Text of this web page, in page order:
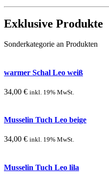
Exklusive Produkte
Sonderkategorie an Produkten
warmer Schal Leo weiß
34,00 € inkl. 19% MwSt.
Musselin Tuch Leo beige
34,00 € inkl. 19% MwSt.
Musselin Tuch Leo lila